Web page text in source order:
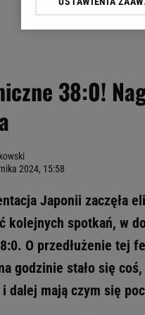
38:0!
2024, 15:58
Japonii zaczęła
kolejnych spotkań, w
O przedłużenie tej
godzinie stało się
dalej mają czym się
Klikając „Akceptuję”
Zaufanych Partnerów i
My, nasi Zaufani
Użycie dokładnych